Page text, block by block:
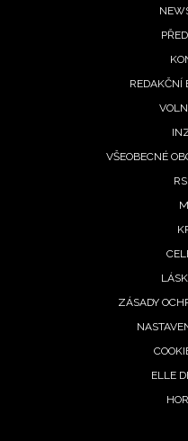
Chcete navíc dostávat i
informace od našich
soukromí BurdaMedia
REDAKČNÍ
VŠEOBECNÉ
ZÁSADY
ELLE